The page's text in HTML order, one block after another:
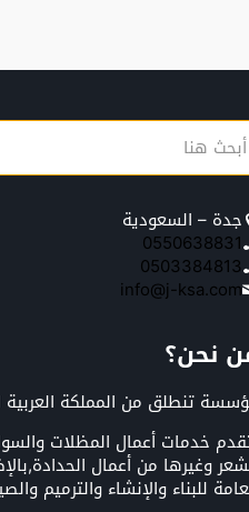
جدة – السعودية
0550638831
0503384813
info@j-ksa.com
نحن؟
تنطلق من المملكة
خدمات أعمال المظلات
وغيرها من أعمال
للبناء والإنشاء والترميم